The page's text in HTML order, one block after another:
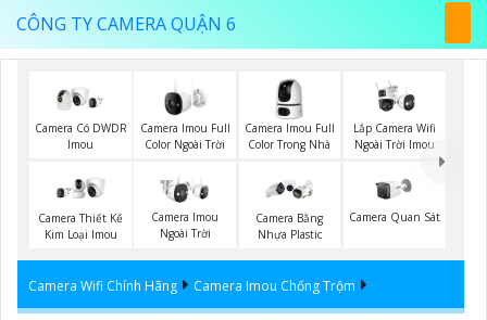
CÔNG TY CAMERA QUẬN 6
Camera Có DWDR
Imou
Camera Imou Full
Color Ngoài Trời
Camera Imou Full
Color Trong Nhà
Lắp Camera Wifi
Ngoài Trời Imou
Camera Thiết Kế
Kim Loại Imou
Camera Imou
Ngoài Trời
Camera Bằng
Nhựa Plastic
Camera Quan Sát
Camera Wifi Chính Hãng Camera Imou Chống Trộm